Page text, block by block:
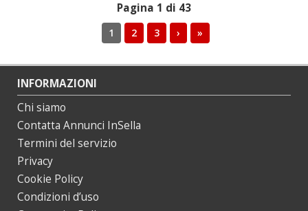
Pagina 1 di 43
1 2 3 › »
INFORMAZIONI
Chi siamo
Contatta Annunci InSella
Termini del servizio
Privacy
Cookie Policy
Condizioni d’uso